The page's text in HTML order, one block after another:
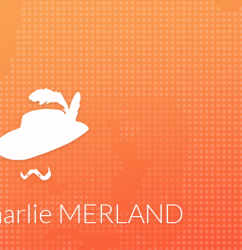
MERLAND